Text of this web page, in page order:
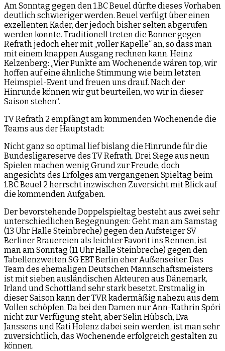
Am Sonntag gegen den 1.BC Beuel dürfte dieses Vorhaben
deutlich schwieriger werden. Beuel verfügt über einen
exzellenten Kader, der jedoch bisher selten abgerufen
werden konnte. Traditionell treten die Bonner gegen
Refrath jedoch eher mit „voller Kapelle“ an, so dass man
mit einem knappen Ausgang rechnen kann. Heinz
Kelzenberg: „Vier Punkte am Wochenende wären top, wir
hoffen auf eine ähnliche Stimmung wie beim letzten
Heimspiel-Event und freuen uns drauf. Nach der
Hinrunde können wir gut beurteilen, wo wir in dieser
Saison stehen“.
TV Refrath 2 empfängt am kommenden Wochenende die
Teams aus der Hauptstadt:
Nicht ganz so optimal lief bislang die Hinrunde für die
Bundesligareserve des TV Refrath. Drei Siege aus neun
Spielen machen wenig Grund zur Freude, doch
angesichts des Erfolges am vergangenen Spieltag beim
1.BC Beuel 2 herrscht inzwischen Zuversicht mit Blick auf
die kommenden Aufgaben.
Der bevorstehende Doppelspieltag besteht aus zwei sehr
unterschiedlichen Begegnungen: Geht man am Samstag
(13 Uhr Halle Steinbreche) gegen den Aufsteiger SV
Berliner Brauereien als leichter Favorit ins Rennen, ist
man am Sonntag (11 Uhr Halle Steinbreche) gegen den
Tabellenzweiten SG EBT Berlin eher Außenseiter. Das
Team des ehemaligen Deutschen Mannschaftsmeisters
ist mit sieben ausländischen Akteuren aus Dänemark,
Irland und Schottland sehr stark besetzt. Erstmalig in
dieser Saison kann der TVR kadermäßig nahezu aus dem
Vollen schöpfen. Da bei den Damen nur Ann-Kathrin Spöri
nicht zur Verfügung steht, aber Selin Hübsch, Eva
Janssens und Kati Holenz dabei sein werden, ist man sehr
zuversichtlich, das Wochenende erfolgreich gestalten zu
können.